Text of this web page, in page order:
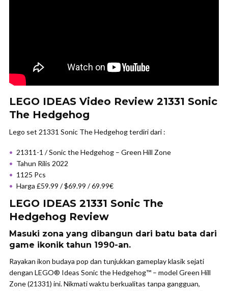
LEGO IDEAS Video Review 21331 Sonic
The Hedgehog
Lego set 21331 Sonic The Hedgehog terdiri dari :
21311-1 / Sonic the Hedgehog – Green Hill Zone
Tahun Rilis 2022
1125 Pcs
Harga £59.99 / $69.99 / 69.99€
LEGO IDEAS 21331 Sonic The
Hedgehog Review
Masuki zona yang dibangun dari batu bata dari
game ikonik tahun 1990-an.
Rayakan ikon budaya pop dan tunjukkan gameplay klasik sejati
dengan LEGO® Ideas Sonic the Hedgehog™ – model Green Hill
Zone (21331) ini. Nikmati waktu berkualitas tanpa gangguan,